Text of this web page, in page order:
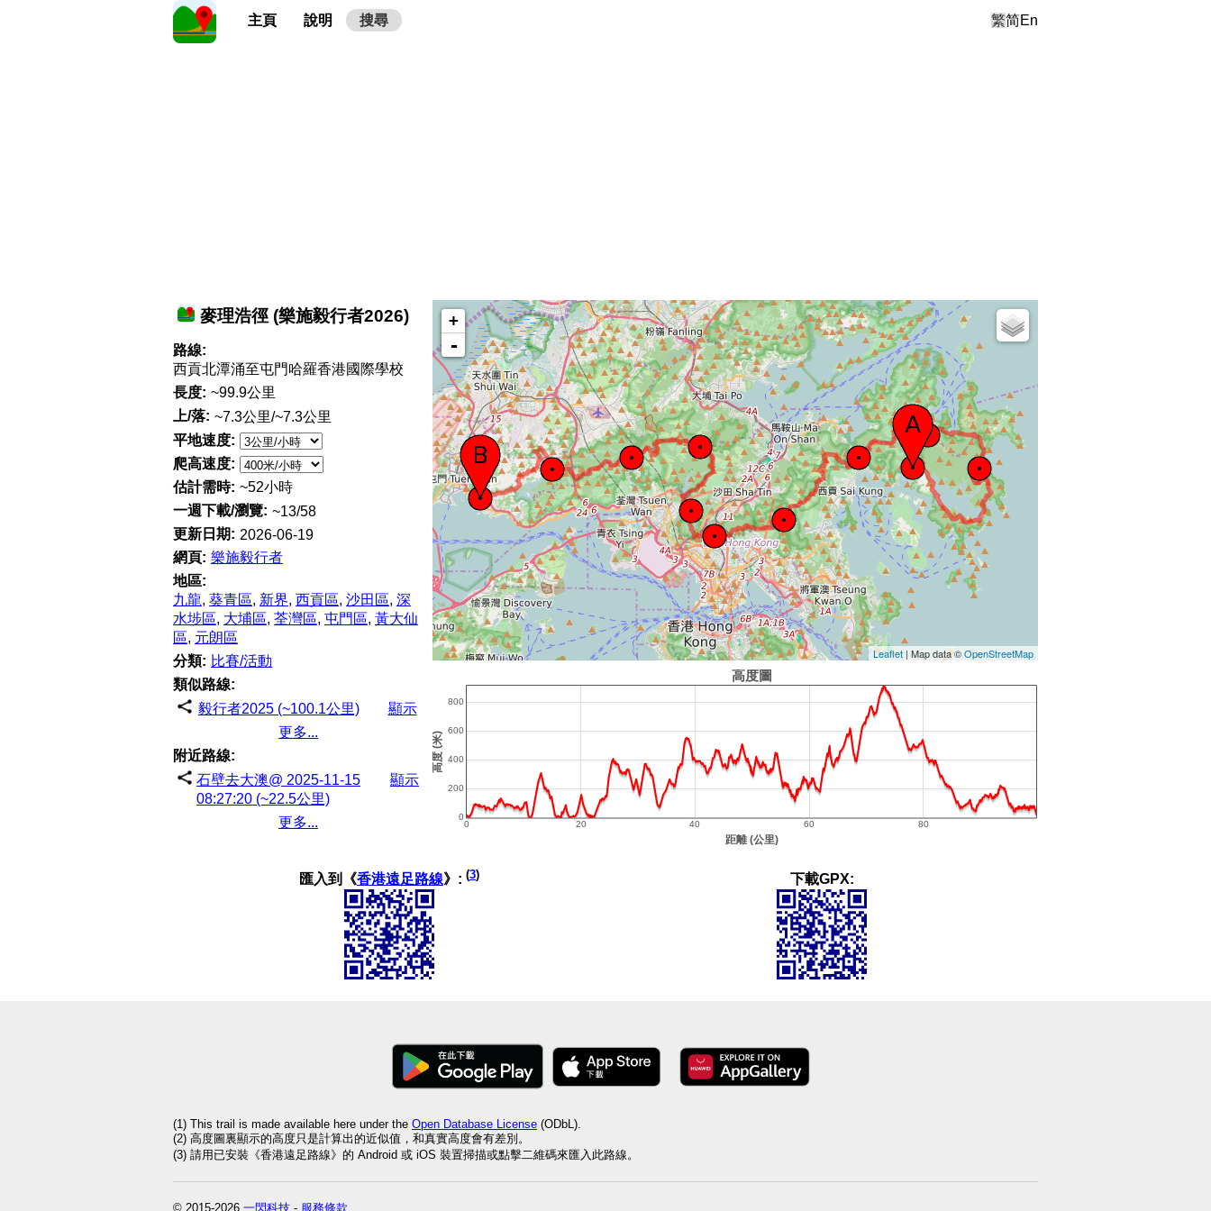
主頁 說明 搜尋 繁简En
麥理浩徑 (樂施毅行者2026)
路線:
西貢北潭涌至屯門哈羅香港國際學校
長度: ~99.9公里
上/落: ~7.3公里/~7.3公里
平地速度:
爬高速度:
估計需時: ~52小時
一週下載/瀏覽: ~13/58
更新日期: 2026-06-19
網頁: 樂施毅行者
地區:
九龍, 葵青區, 新界, 西貢區, 沙田區, 深
水埗區, 大埔區, 荃灣區, 屯門區, 黃大仙
區, 元朗區
分類: 比賽/活動
類似路線:
毅行者2025 (~100.1公里)
顯示
更多...
附近路線:
石壁去大澳@ 2025-11-15
08:27:20 (~22.5公里)
顯示
更多...
+
-
Leaflet | Map data ©OpenStreetMap
匯入到《香港遠足路線》: (3) 下載GPX:
(1) This trail is made available here under the Open Database License (ODbL).
(2) 高度圖裏顯示的高度只是計算出的近似值，和真實高度會有差別。
(3) 請用已安裝《香港遠足路線》的 Android 或 iOS 裝置掃描或點擊二維碼來匯入此路線。
© 2015-2026 一閃科技 - 服務條款